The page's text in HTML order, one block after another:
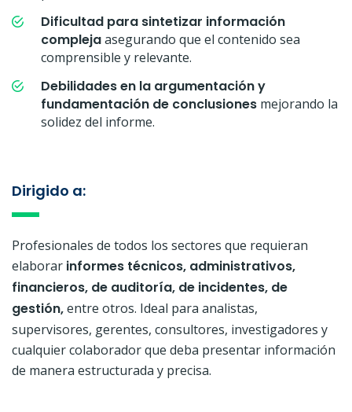
Dificultad para sintetizar información
complejaasegurando que el contenido sea
comprensible y relevante.
Debilidades en la argumentación y
fundamentación de conclusiones mejorando la
solidez del informe.
Dirigido a:
Profesionales de todos los sectores que requieran
elaborar informes técnicos, administrativos,
financieros, de auditoría, de incidentes, de
gestión,entre otros. Ideal para analistas,
supervisores, gerentes, consultores, investigadores y
cualquier colaborador que deba presentar información
de manera estructurada y precisa.